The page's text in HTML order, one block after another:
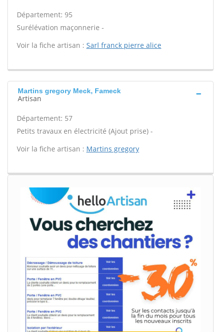
Département: 95
Surélévation maçonnerie -
Voir la fiche artisan : Sarl franck pierre alice
Martins gregory Meck, Fameck
Artisan
Département: 57
Petits travaux en électricité (Ajout prise) -
Voir la fiche artisan : Martins gregory